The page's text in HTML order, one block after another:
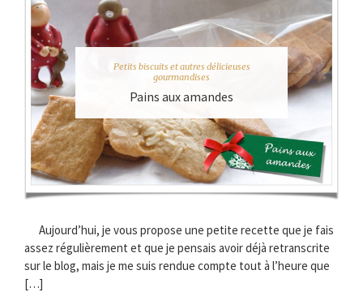
Petits biscuits et autres délicieuses
gourmandises
Pains aux amandes
Aujourd’hui, je vous propose une petite recette que je fais
assez régulièrement et que je pensais avoir déjà retranscrite
sur le blog, mais je me suis rendue compte tout à l’heure que
[…]